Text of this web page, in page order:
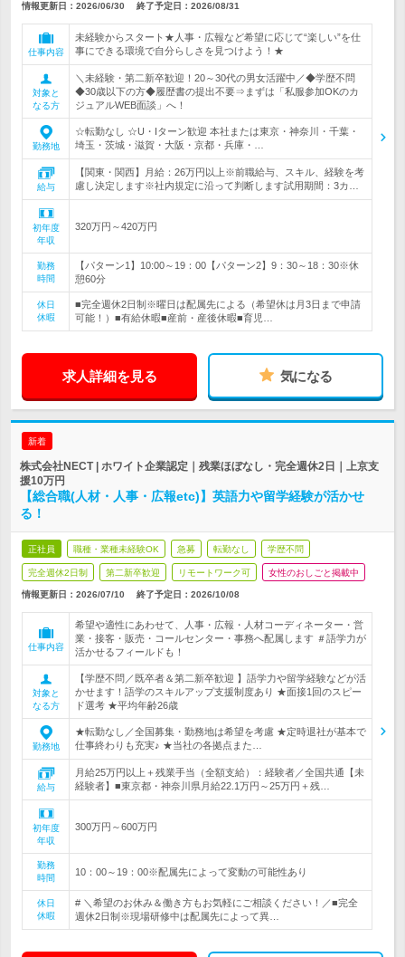
情報更新日：2026/06/30 終了予定日： 2026/08/31
仕事内容
未経験からスタート★人事・広報など希望に応じて“楽しい”を仕
事にできる環境で自分らしさを見つけよう！★
対象と
なる方
＼未経験・第二新卒歓迎！20～30代の男女活躍中／◆学歴不問
◆30歳以下の方◆履歴書の提出不要⇒まずは「私服参加OKのカ
ジュアルWEB面談」へ！
勤務地
☆転勤なし ☆U・Iターン歓迎 本社または東京・神奈川・千葉・
埼玉・茨城・滋賀・大阪・京都・兵庫・…
給与
【関東・関西】月給：26万円以上※前職給与、スキル、経験を考
慮し決定します※社内規定に沿って判断します試用期間：3カ…
初年度
年収
320万円～420万円
勤務
時間
【パターン1】10:00～19：00【パターン2】9：30～18：30※休
憩60分
休日
休暇
■完全週休2日制※曜日は配属先による（希望休は月3日まで申請
可能！）■有給休暇■産前・産後休暇■育児…
求人詳細を見る 気になる
新着
株式会社NECT | ホワイト企業認定｜残業ほぼなし・完全週休2日｜上京支
援10万円
【総合職(人材・人事・広報etc)】英語力や留学経験が活かせ
る！
正社員 職種・業種未経験OK 急募 転勤なし 学歴不問
完全週休2日制 第二新卒歓迎 リモートワーク可 女性のおしごと掲載中
情報更新日：2026/07/10 終了予定日： 2026/10/08
仕事内容
希望や適性にあわせて、人事・広報・人材コーディネーター・営
業・接客・販売・コールセンター・事務へ配属します ＃語学力が
活かせるフィールドも！
対象と
なる方
【学歴不問／既卒者＆第二新卒歓迎 】語学力や留学経験などが活
かせます！語学のスキルアップ支援制度あり ★面接1回のスピー
ド選考 ★平均年齢26歳
勤務地
★転勤なし／全国募集・勤務地は希望を考慮 ★定時退社が基本で
仕事終わりも充実♪ ★当社の各拠点また…
給与
月給25万円以上＋残業手当（全額支給）：経験者／全国共通【未
経験者】■東京都・神奈川県月給22.1万円～25万円＋残…
初年度
年収
300万円～600万円
勤務
時間
10：00～19：00※配属先によって変動の可能性あり
休日
休暇
# ＼希望のお休み＆働き方もお気軽にご相談ください！／■完全
週休2日制※現場研修中は配属先によって異…